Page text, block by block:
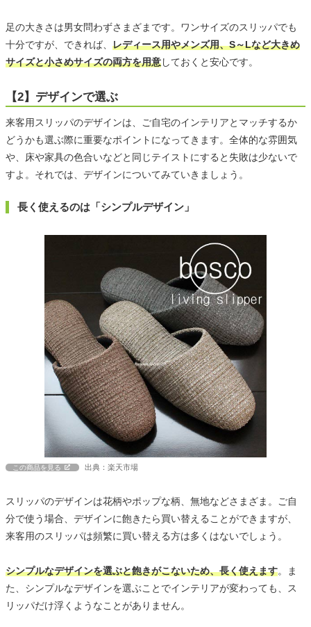
足の大きさは男女問わずさまざまです。ワンサイズのスリッパでも
十分ですが、できれば、 レディース用やメンズ用、S～Lなど大きめ
サイズと小さめサイズの両方を用意しておくと安心です。
【2】デザインで選ぶ
来客用スリッパのデザインは、ご自宅のインテリアとマッチするか
どうかも選ぶ際に重要なポイントになってきます。全体的な雰囲気
や、床や家具の色合いなどと同じテイストにすると失敗は少ないで
すよ。それでは、デザインについてみていきましょう。
長く使えるのは「シンプルデザイン」
この商品を見る 出典：楽天市場
スリッパのデザインは花柄やポップな柄、無地などさまざま。ご自
分で使う場合、デザインに飽きたら買い替えることができますが、
来客用のスリッパは頻繁に買い替える方は多くはないでしょう。
シンプルなデザインを選ぶと飽きがこないため、長く使えます。ま
た、シンプルなデザインを選ぶことでインテリアが変わっても、ス
リッパだけ浮くようなことがありません。